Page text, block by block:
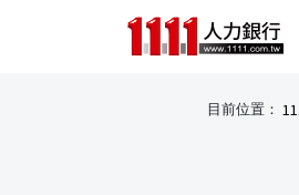
目前位置：